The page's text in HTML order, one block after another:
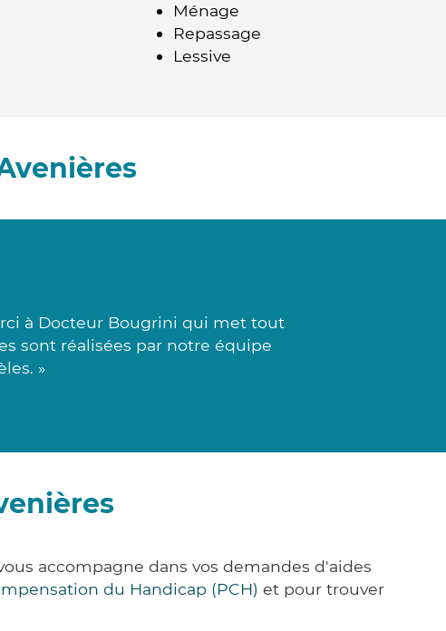
Ménage
Repassage
Lessive
à Docteur Bougrini qui met tout
sont réalisées par notre équipe
»
accompagne dans vos demandes d'aides
du Handicap (PCH) et pour trouver